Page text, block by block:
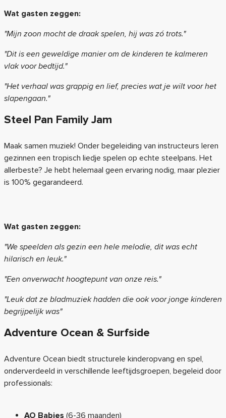
Wat gasten zeggen:
"Mijn zoon mocht de draak spelen, hij was zó trots."
"Dit is een geweldige manier om de kinderen te kalmeren
vlak voor bedtijd."
"Het verhaal was grappig en lief, precies wat je wilt voor het
slapengaan."
Steel Pan Family Jam
Maak samen muziek! Onder begeleiding van instructeurs leren
gezinnen een tropisch liedje spelen op echte steelpans. Het
allerbeste? Je hebt helemaal geen ervaring nodig, maar plezier
is 100% gegarandeerd.
Wat gasten zeggen:
"We speelden als gezin een hele melodie, dit was echt
hilarisch en leuk."
"Een onverwacht hoogtepunt van onze reis."
"Leuk dat ze bladmuziek hadden die ook voor jonge kinderen
begrijpelijk was"
Adventure Ocean & Surfside
Adventure Ocean biedt structurele kinderopvang en spel,
onderverdeeld in verschillende leeftijdsgroepen, begeleid door
professionals:
AO Babies (6-36 maanden)